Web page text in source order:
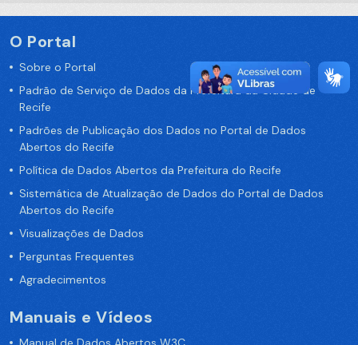
O Portal
Sobre o Portal
Padrão de Serviço de Dados da Prefeitura da Cidade de
Recife
Padrões de Publicação dos Dados no Portal de Dados
Abertos do Recife
Política de Dados Abertos da Prefeitura do Recife
Sistemática de Atualização de Dados do Portal de Dados
Abertos do Recife
Visualizações de Dados
Perguntas Frequentes
Agradecimentos
Manuais e Vídeos